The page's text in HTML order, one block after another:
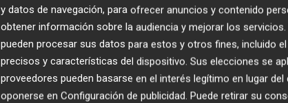
y datos de navegación, para ofrecer anuncios y contenido
obtener información sobre la audiencia y mejorar los servicios.
pueden procesar sus datos para estos y otros fines, incluido
precisos y características del dispositivo. Sus elecciones se
proveedores pueden basarse en el interés legítimo en lugar
oponerse en Configuración de publicidad. Puede retirar su